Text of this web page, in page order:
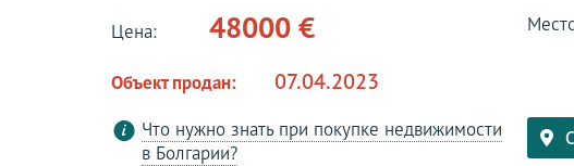
Цена: 48000 €
Объект продан: 07.04.2023
Что нужно знать при покупке недвижимости
в Болгарии?